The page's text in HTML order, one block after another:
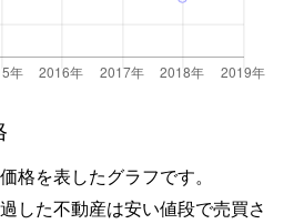
格を表したグラフです。
した不動産は安い値段で売買さ